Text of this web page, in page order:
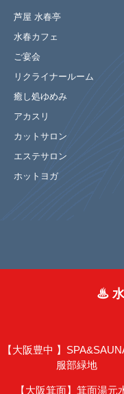
芦屋 水春亭
水春カフェ
ご宴会
リクライナールーム
癒し処ゆめみ
アカスリ
カットサロン
エステサロン
ホットヨガ
♨ 水
【大阪豊中 】
服部緑地
【大阪箕面】 箕面湯元